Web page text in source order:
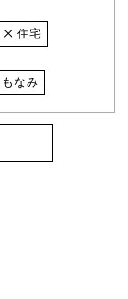
住宅
もなみ